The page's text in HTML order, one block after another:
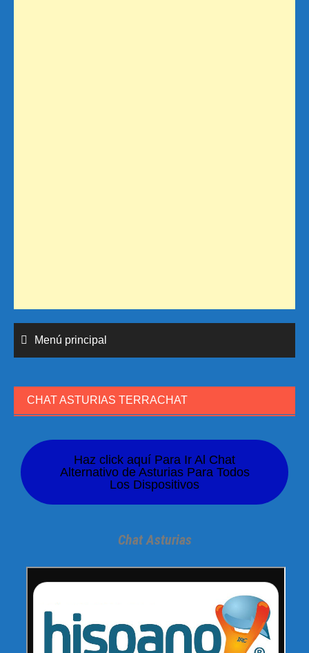
Menú principal
CHAT ASTURIAS TERRACHAT
Haz click aquí Para Ir Al Chat
Alternativo de Asturias Para Todos
Los Dispositivos
Chat Asturias